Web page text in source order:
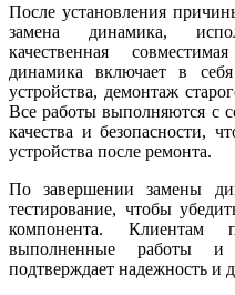
После установления
замена динамика,
качественная
динамика включает в
устройства, демонтаж
Все работы выполняются с
качества и безопасности,
устройства после ремонта.
По завершении замены
тестирование, чтобы
компонента. Клиентам
выполненные работы и
подтверждает надежность и